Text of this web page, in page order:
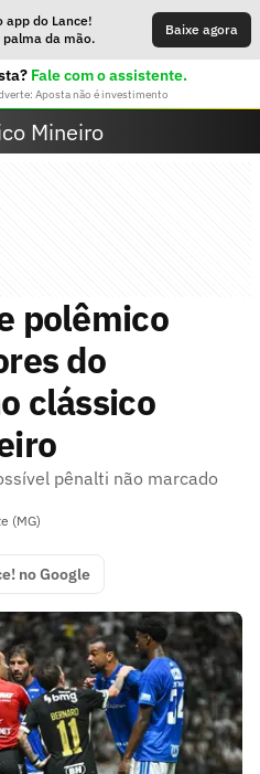
app do Lance!
da mão.
Baixe agora
Fale com o assistente.
Aposta não é investimento
Mineiro
polêmico
do
clássico
pênalti não marcado
(MG)
no Google